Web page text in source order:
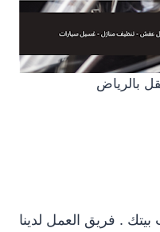
بالرياض
. فريق العمل لدينا